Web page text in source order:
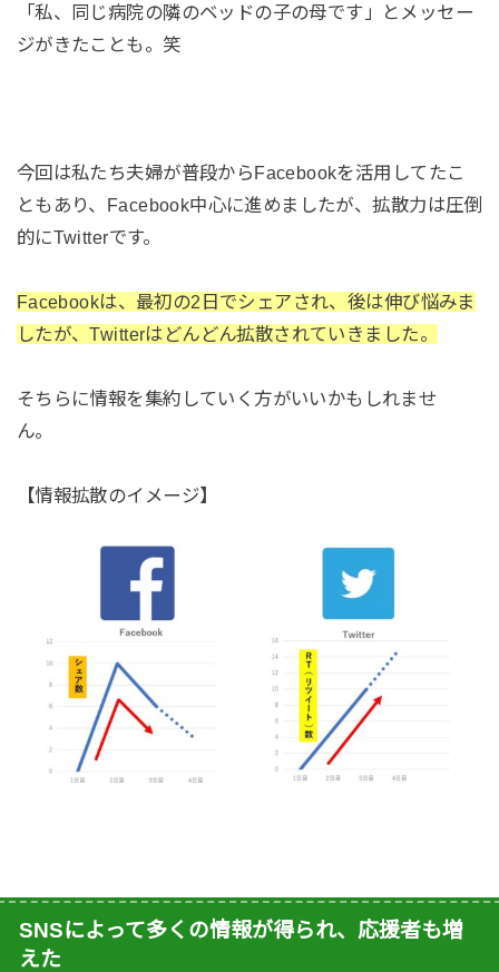
「私、同じ病院の隣のベッドの子の母です」とメッセー
ジがきたことも。笑
今回は私たち夫婦が普段からFacebookを活用してたこ
ともあり、Facebook中心に進めましたが、拡散力は圧倒
的にTwitterです。
Facebookは、最初の2日でシェアされ、後は伸び悩みま
したが、Twitterはどんどん拡散されていきました。
そちらに情報を集約していく方がいいかもしれませ
ん。
【情報拡散のイメージ】
SNSによって多くの情報が得られ、応援者も増
えた